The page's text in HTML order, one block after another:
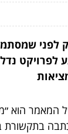
לפני
לפרויקט
המאמר הוא
בתקשורת